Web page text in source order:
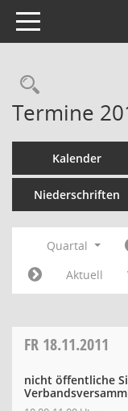
Toggle navigation
Termine
Kalender
Niederschriften
Quartal
Aktuell
FR 18.11.2011
nicht öffentliche